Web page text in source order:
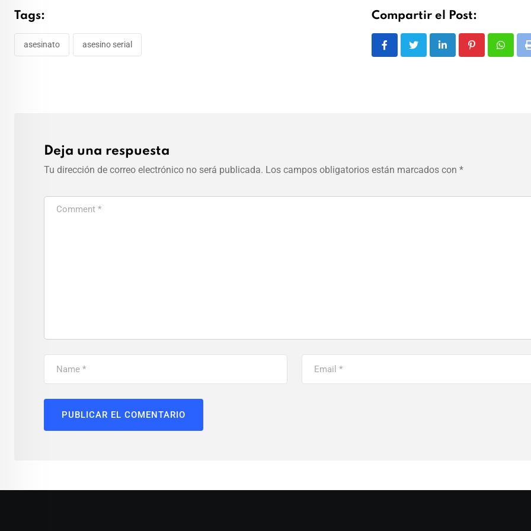
Tags:
asesinato asesino serial
Compartir el Post:
LinkedIn Pinterest
Deja una respuesta
Tu dirección de correo electrónico no será publicada. Los campos obligatorios están marcados con *